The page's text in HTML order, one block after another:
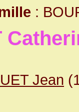
:
Jean